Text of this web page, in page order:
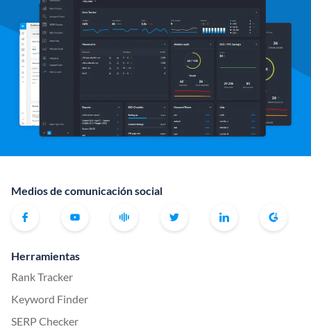
Medios de comunicación social
Herramientas
Rank Tracker
Keyword Finder
SERP Checker